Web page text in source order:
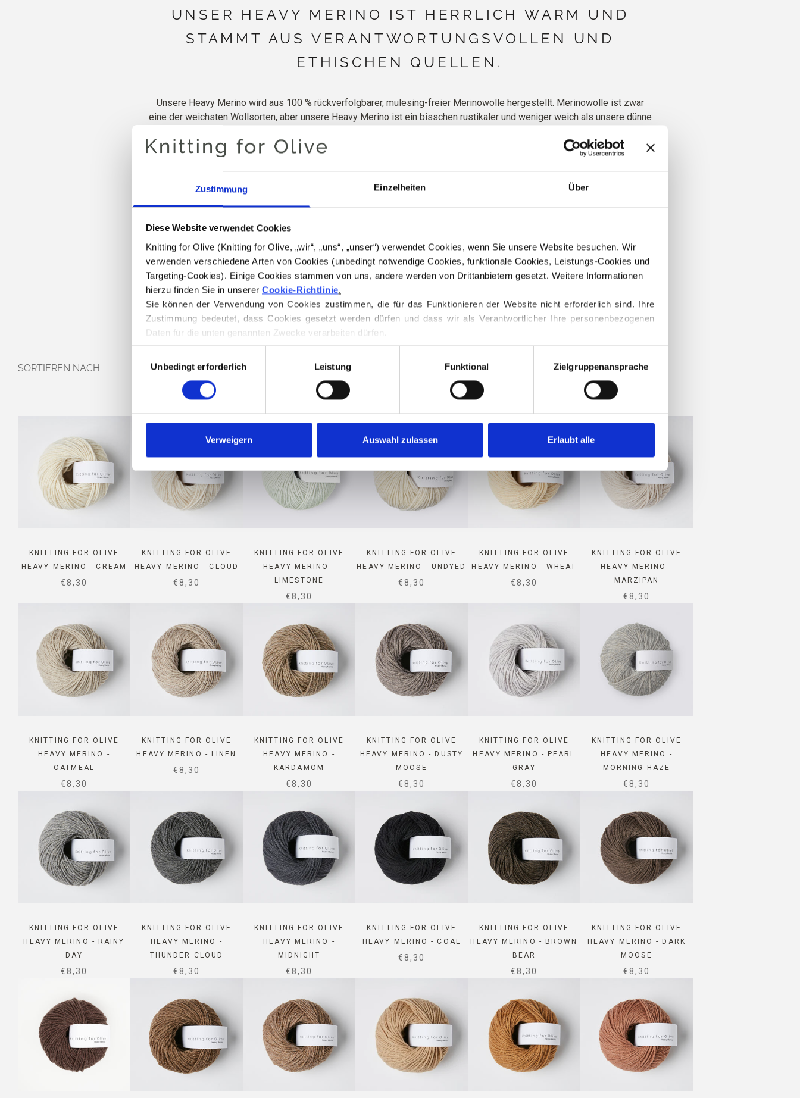
Zustimmung Einzelheiten Über
Diese Website verwendet Cookies
Knitting for Olive (Knitting for Olive, „wir“, „uns“, „unser“) verwendet Cookies, wenn Sie unsere Website besuchen. Wir
verwenden verschiedene Arten von Cookies (unbedingt notwendige Cookies, funktionale Cookies, Leistungs-Cookies und
Targeting-Cookies). Einige Cookies stammen von uns, andere werden von Drittanbietern gesetzt. Weitere Informationen
hierzu finden Sie in unserer Cookie-Richtlinie.
Sie können der Verwendung von Cookies zustimmen, die für das Funktionieren der Website nicht erforderlich sind. Ihre
Zustimmung bedeutet, dass Cookies gesetzt werden dürfen und dass wir als Verantwortlicher Ihre personenbezogenen
Daten für die unten genannten Zwecke verarbeiten dürfen.
Sie können Ihre Einwilligung jederzeit über unsere Cookie-Richtlinie, wo Sie auch Informationen zum Blockieren und
Löschen von Cookies finden.
Zustimmung
Unbedingt erforderlich Leistung Funktional Zielgruppenansprache
Verweigern Auswahl zulassen Erlaubt alle
UNSER HEAVY MERINO IST HERRLICH WARM UND
STAMMT AUS VERANTWORTUNGSVOLLEN UND
ETHISCHEN QUELLEN.
Unsere Heavy Merino wird aus 100 % rückverfolgbarer, mulesing-freier Merinowolle hergestellt. Merinowolle ist zwar
eine der weichsten Wollsorten, aber unsere Heavy Merino ist ein bisschen rustikaler und weniger weich als unsere dünne
superstark, langlebig und trägt sich sehr gut. Sie eignet sich hervorragend für Pullover und kann mit unserem Soft Silk
Mohair für zusätzliche Weichheit und Flauschigkeit kombiniert werden. Unsere Heavy Merino wird so gesponnen, dass
sie möglichst wenig fusselt.
100 % mulesing-freie Merinowolle, Öko-Tex Standard 100 4,5 mm / US 7
125m | worsted weight
18 M x 30 R = 10 x 10 cm
Mehr Details
KNITTING FOR OLIVE HEAVY MERINO
SORTIEREN NACH NACH... FILTERN
KNITTING FOR OLIVE
HEAVY MERINO - CREAM
SALE PRICE
€8,30
KNITTING FOR OLIVE
HEAVY MERINO - CLOUD
SALE PRICE
€8,30
KNITTING FOR OLIVE
HEAVY MERINO -
LIMESTONE
SALE PRICE
€8,30
KNITTING FOR OLIVE
HEAVY MERINO - UNDYED
SALE PRICE
€8,30
KNITTING FOR OLIVE
HEAVY MERINO - WHEAT
SALE PRICE
€8,30
KNITTING FOR OLIVE
HEAVY MERINO -
MARZIPAN
SALE PRICE
€8,30
KNITTING FOR OLIVE
HEAVY MERINO -
OATMEAL
SALE PRICE
€8,30
KNITTING FOR OLIVE
HEAVY MERINO - LINEN
SALE PRICE
€8,30
KNITTING FOR OLIVE
HEAVY MERINO -
KARDAMOM
SALE PRICE
€8,30
KNITTING FOR OLIVE
HEAVY MERINO - DUSTY
MOOSE
SALE PRICE
€8,30
KNITTING FOR OLIVE
HEAVY MERINO - PEARL
GRAY
SALE PRICE
€8,30
KNITTING FOR OLIVE
HEAVY MERINO -
MORNING HAZE
SALE PRICE
€8,30
KNITTING FOR OLIVE
HEAVY MERINO - RAINY
DAY
SALE PRICE
€8,30
KNITTING FOR OLIVE
HEAVY MERINO -
THUNDER CLOUD
SALE PRICE
€8,30
KNITTING FOR OLIVE
HEAVY MERINO -
MIDNIGHT
SALE PRICE
€8,30
KNITTING FOR OLIVE
HEAVY MERINO - COAL
SALE PRICE
€8,30
KNITTING FOR OLIVE
HEAVY MERINO - BROWN
BEAR
SALE PRICE
€8,30
KNITTING FOR OLIVE
HEAVY MERINO - DARK
MOOSE
SALE PRICE
€8,30